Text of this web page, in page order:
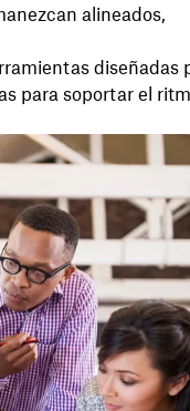
alineados,
diseñadas
para soportar el